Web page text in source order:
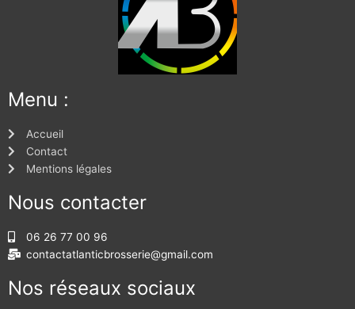
Menu :
Accueil
Contact
Mentions légales
Nous contacter
06 26 77 00 96
contactatlanticbrosserie@gmail.com
Nos réseaux sociaux